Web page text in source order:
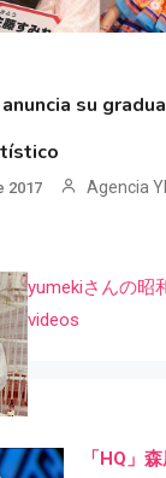
su
2017 Agencia
yumekiさんの昭
videos
「HQ」